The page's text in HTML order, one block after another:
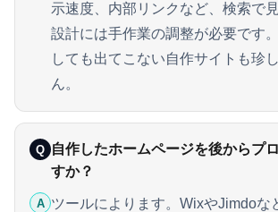
示速度、内部リンクなど、検索で
設計には手作業の調整が必要です
しても出てこない自作サイトも珍
ん。
Q 自作したホームページを後からプ
すか？
A ツールによります。WixやJimdoな